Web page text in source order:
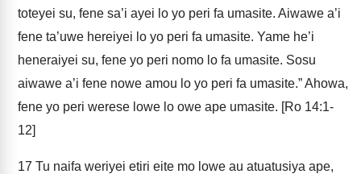
toteyei su, fene sa’i ayei lo yo peri fa umasite. Aiwawe a’i
fene ta’uwe hereiyei lo yo peri fa umasite. Yame he’i
heneraiyei su, fene yo peri nomo lo fa umasite. Sosu
aiwawe a’i fene nowe amou lo yo peri fa umasite.” Ahowa,
fene yo peri werese lowe lo owe ape umasite. [Ro 14:1-
12]
17 Tu naifa weriyei etiri eite mo lowe au atuatusiya ape,